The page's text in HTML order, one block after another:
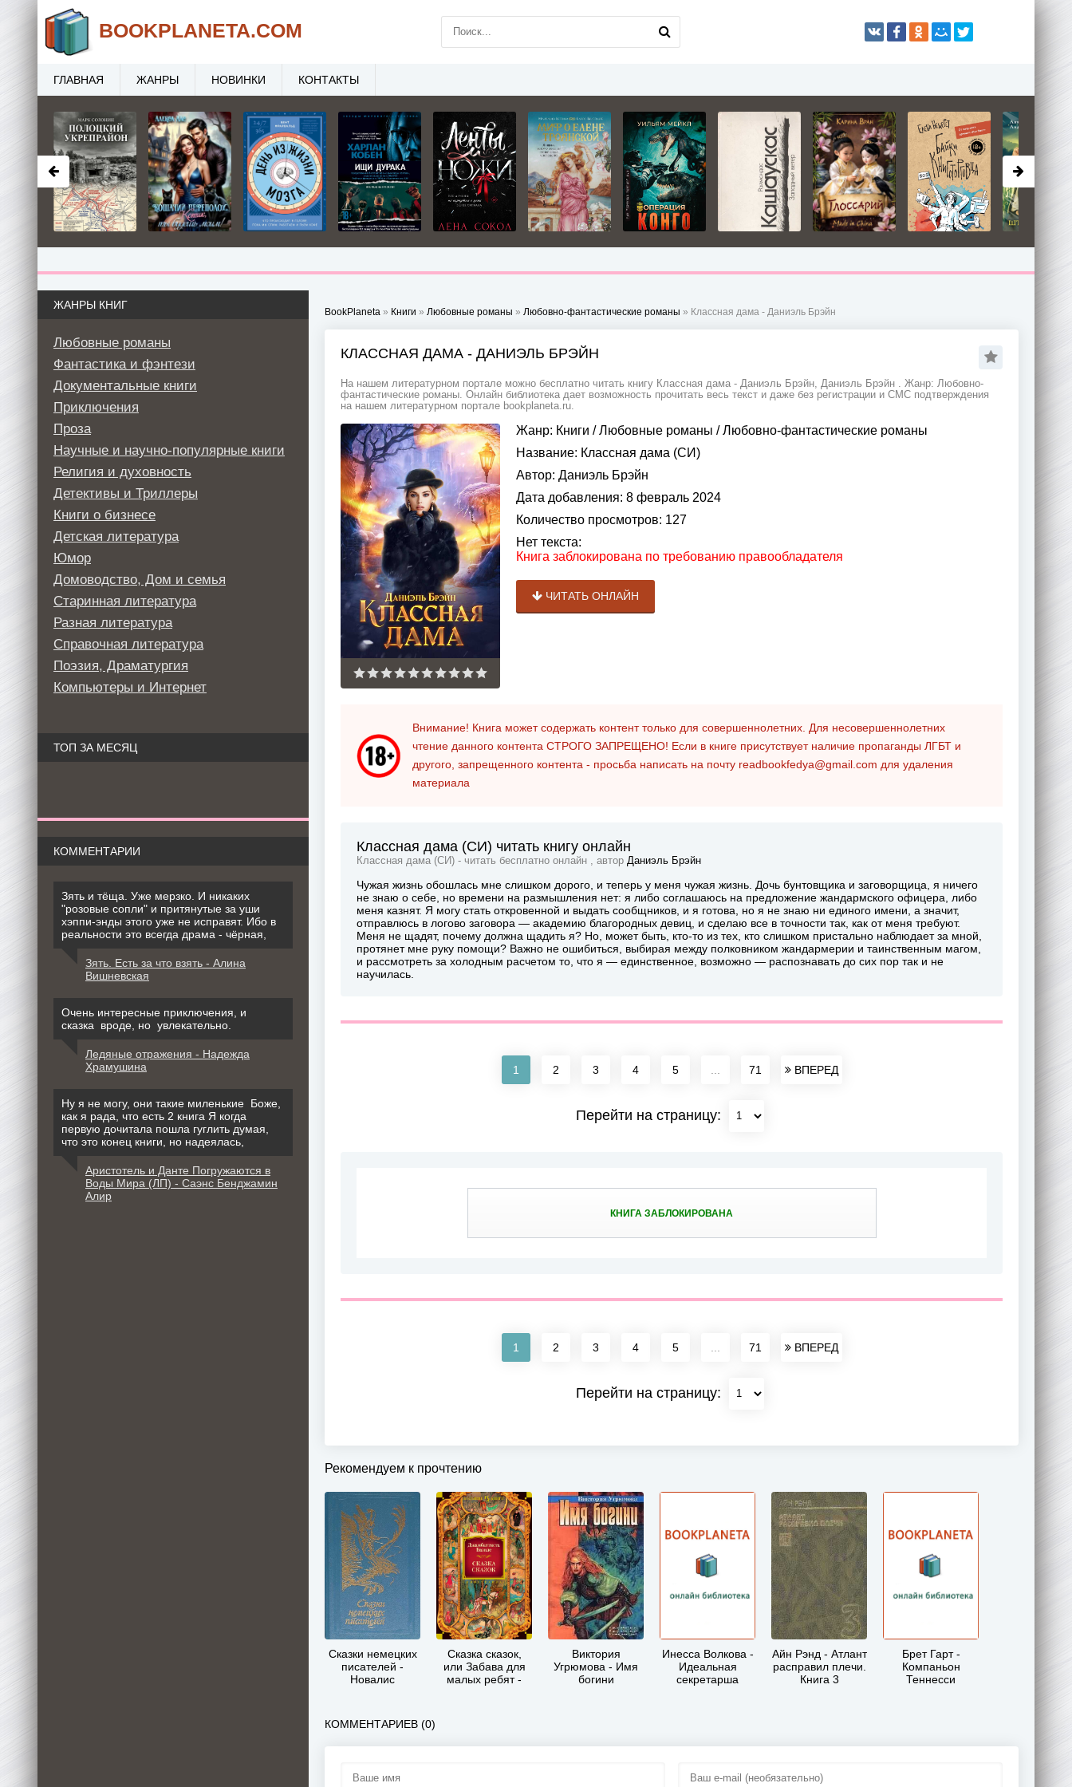
BookPlaneta » Книги » Любовные романы » Любовно-фантастические романы » Классная дама - Даниэль Брэйн
КЛАССНАЯ ДАМА - ДАНИЭЛЬ БРЭЙН
На нашем литературном портале можно бесплатно читать книгу Классная дама - Даниэль Брэйн, Даниэль Брэйн . Жанр: Любовно-
фантастические романы. Онлайн библиотека дает возможность прочитать весь текст и даже без регистрации и СМС подтверждения
на нашем литературном портале bookplaneta.ru.
Жанр: Книги /Любовные романы /Любовно-фантастические романы
Название: Классная дама (СИ)
Автор: Даниэль Брэйн
Дата добавления: 8 февраль 2024
Количество просмотров: 127
Нет текста:
Книга заблокирована по требованию правообладателя
ЧИТАТЬ ОНЛАЙН
Внимание! Книга может содержать контент только для совершеннолетних. Для несовершеннолетних
чтение данного контента СТРОГО ЗАПРЕЩЕНО! Если в книге присутствует наличие пропаганды ЛГБТ и
другого, запрещенного контента - просьба написать на почту readbookfedya@gmail.com для удаления
материала
Классная дама (СИ) читать книгу онлайн
Классная дама (СИ) - читать бесплатно онлайн , автор Даниэль Брэйн
Чужая жизнь обошлась мне слишком дорого, и теперь у меня чужая жизнь. Дочь бунтовщика и заговорщица, я ничего
не знаю о себе, но времени на размышления нет: я либо соглашаюсь на предложение жандармского офицера, либо
меня казнят. Я могу стать откровенной и выдать сообщников, и я готова, но я не знаю ни единого имени, а значит,
отправлюсь в логово заговора — академию благородных девиц, и сделаю все в точности так, как от меня требуют.
Меня не щадят, почему должна щадить я? Но, может быть, кто-то из тех, кто слишком пристально наблюдает за мной,
протянет мне руку помощи? Важно не ошибиться, выбирая между полковником жандармерии и таинственным магом,
и рассмотреть за холодным расчетом то, что я — единственное, возможно — распознавать до сих пор так и не
научилась.
1 2 3 4 5 71 ВПЕРЕД
Перейти на страницу:
КНИГА ЗАБЛОКИРОВАНА
1 2 3 4 5 71 ВПЕРЕД
Перейти на страницу:
Рекомендуем к прочтению
Сказки немецких
писателей -
Новалис
Сказка сказок,
или Забава для
малых ребят -
Виктория
Угрюмова - Имя
богини
Инесса Волкова -
Идеальная
секретарша
Айн Рэнд - Атлант
расправил плечи.
Книга 3
Брет Гарт -
Компаньон
Теннесси
КОММЕНТАРИЕВ (0)
ЖАНРЫ КНИГ
Любовные романы
Фантастика и фэнтези
Документальные книги
Приключения
Проза
Научные и научно-популярные книги
Религия и духовность
Детективы и Триллеры
Книги о бизнесе
Детская литература
Юмор
Домоводство, Дом и семья
Старинная литература
Разная литература
Справочная литература
Поэзия, Драматургия
Компьютеры и Интернет
ТОП ЗА МЕСЯЦ
КОММЕНТАРИИ
Зять и тёща. Уже мерзко. И никаких
"розовые сопли" и притянутые за уши
хэппи-энды этого уже не исправят. Ибо в
реальности это всегда драма - чёрная,
Зять. Есть за что взять - Алина
Вишневская
Очень интересные приключения, и
сказка вроде, но увлекательно.
Ледяные отражения - Надежда
Храмушина
Ну я не могу, они такие миленькие Боже,
как я рада, что есть 2 книга Я когда
первую дочитала пошла гуглить думая,
что это конец книги, но надеялась,
Аристотель и Данте Погружаются в
Воды Мира (ЛП) - Саэнс Бенджамин
Алир
BOOKPLANETA.COM
ГЛАВНАЯ ЖАНРЫ НОВИНКИ КОНТАКТЫ